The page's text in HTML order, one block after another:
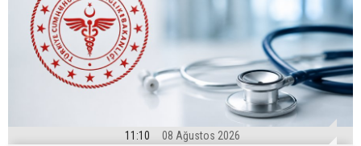
11:10 08 Ağustos 2026